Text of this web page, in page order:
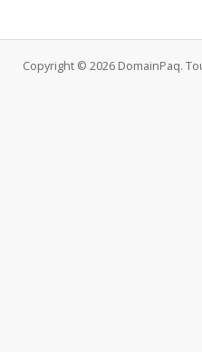
Copyright © 2026 DomainPaq.